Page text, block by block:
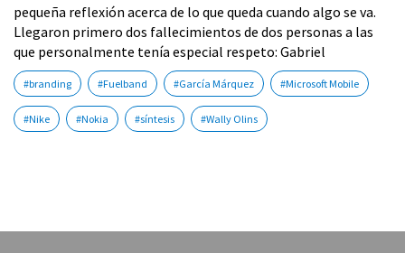
pequeña reflexión acerca de lo que queda cuando algo se va.
Llegaron primero dos fallecimientos de dos personas a las
que personalmente tenía especial respeto: Gabriel
#branding #Fuelband #García Márquez #Microsoft Mobile
#Nike #Nokia #síntesis #Wally Olins